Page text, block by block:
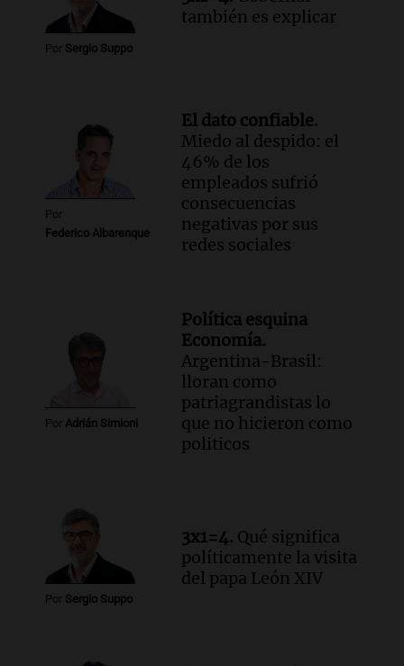
Por Sergio Suppo
también es explicar
Por
Federico Albarenque
El dato confiable.
Miedo al despido: el
46% de los
empleados sufrió
consecuencias
negativas por sus
redes sociales
Por Adrián Simioni
Política esquina
Economía.
Argentina-Brasil:
lloran como
patriagrandistas lo
que no hicieron como
politicos
Por Sergio Suppo
3x1=4. Qué significa
políticamente la visita
del papa León XIV